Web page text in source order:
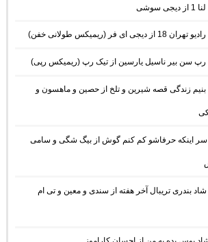
فر (ریمیکس طولانی خفن)
رپ سن بیر ناسیل یارسین از تیک رپ (ریمیکس رپی)
بنیم زندگی قصه شیرین و تلخ از حصین و ماهسون و
سر اینکه حرفاشو کم کنم گوش از بیگ شگی و سامی
بندری تریبال آخر هفته از سندی و معین و تی ام